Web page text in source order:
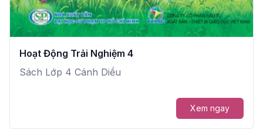
Hoạt Động Trải Nghiệm 4
Sách Lớp 4 Cánh Diều
Xem ngay